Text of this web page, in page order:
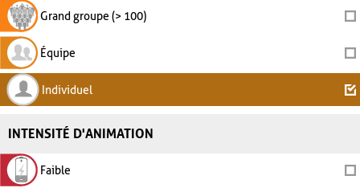
Grand groupe (> 100)
Équipe
Individuel
INTENSITÉ D'ANIMATION
Faible